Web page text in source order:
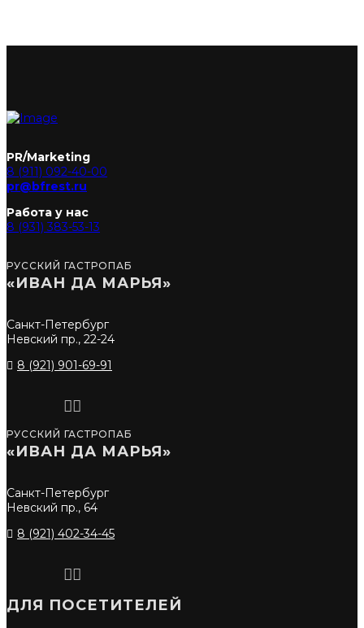
PR/Marketing
8 (911) 092-40-00
pr@bfrest.ru
Работа у нас
8 (931) 383-53-13
РУССКИЙ ГАСТРОПАБ
«ИВАН ДА МАРЬЯ»
Санкт-Петербург
Невский пр., 22-24
8 (921) 901-69-91
РУССКИЙ ГАСТРОПАБ
«ИВАН ДА МАРЬЯ»
Санкт-Петербург
Невский пр., 64
8 (921) 402-34-45
ДЛЯ ПОСЕТИТЕЛЕЙ